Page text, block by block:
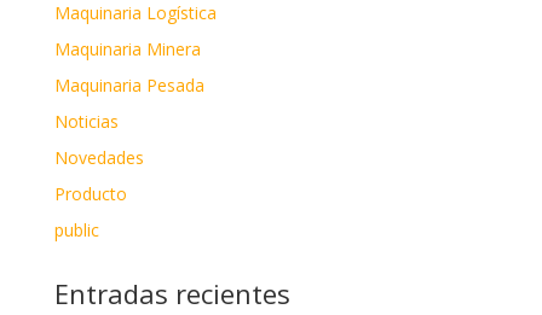
Maquinaria Logística
Maquinaria Minera
Maquinaria Pesada
Noticias
Novedades
Producto
public
Entradas recientes